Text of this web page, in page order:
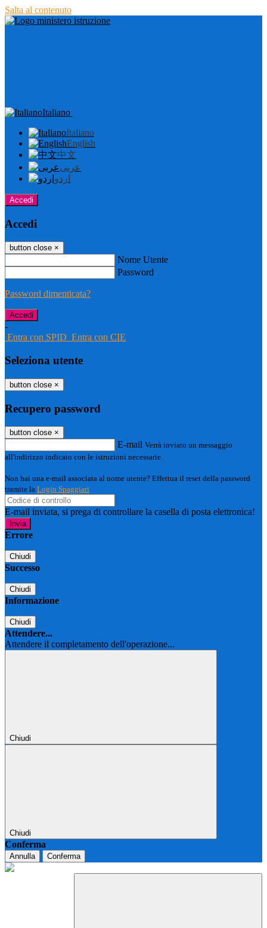
Salta al contenuto
Italiano
Italiano
English
中文
عربى
اردو
Accedi
Accedi
button close ×
Nome Utente
Password
Password dimenticata?
-
Entra con SPID Entra con CIE
Seleziona utente
button close ×
Recupero password
button close ×
E-mail Verrà inviato un messaggio
all'indirizzo indicato con le istruzioni necessarie.
Non hai una e-mail associata al nome utente? Effettua il reset della password
tramite la Login Spaggiari
E-mail inviata, si prega di controllare la casella di posta elettronica!
Errore
Chiudi
Successo
Chiudi
Informazione
Chiudi
Attendere...
Attendere il completamento dell'operazione...
Chiudi
Chiudi
Conferma
Annulla Conferma